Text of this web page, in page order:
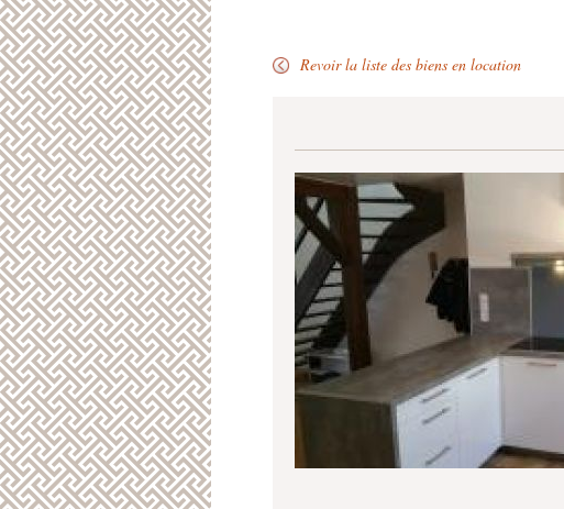
Revoir la liste des biens en location